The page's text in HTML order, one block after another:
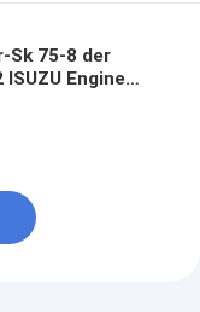
Sk 75-8 der
ISUZU Engine